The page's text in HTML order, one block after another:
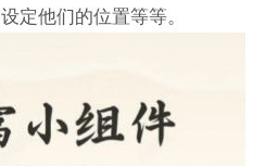
定他们的位置等等。